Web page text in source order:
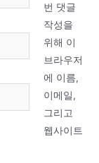
번 댓글
작성을
위해 이
브라우저
에 이름,
이메일,
그리고
웹사이트